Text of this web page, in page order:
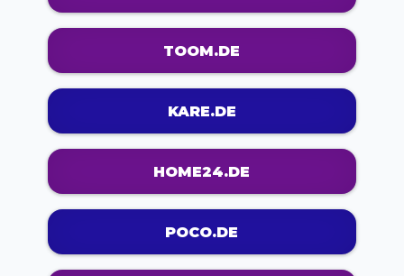
TOOM.DE
KARE.DE
HOME24.DE
POCO.DE